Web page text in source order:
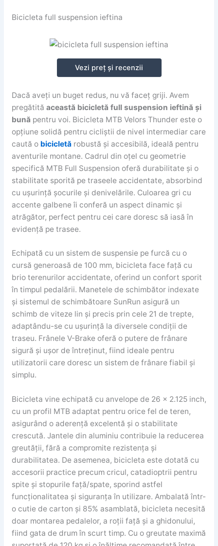
Bicicleta full suspension ieftina
Vezi preț și recenzii
Dacă aveți un buget redus, nu vă faceț griji. Avem
pregătită această bicicletă full suspension ieftină și
bună pentru voi. Bicicleta MTB Velors Thunder este o
opțiune solidă pentru cicliștii de nivel intermediar care
caută o bicicletărobustă și accesibilă, ideală pentru
aventurile montane. Cadrul din oțel cu geometrie
specifică MTB Full Suspension oferă durabilitate și o
stabilitate sporită pe traseele accidentate, absorbind
cu ușurință șocurile și denivelările. Culoarea gri cu
accente galbene îi conferă un aspect dinamic și
atrăgător, perfect pentru cei care doresc să iasă în
evidență pe trasee.
Echipată cu un sistem de suspensie pe furcă cu o
cursă generoasă de 100 mm, bicicleta face față cu
brio terenurilor accidentate, oferind un confort sporit
în timpul pedalării. Manetele de schimbător indexate
și sistemul de schimbătoare SunRun asigură un
schimb de viteze lin și precis prin cele 21 de trepte,
adaptându-se cu ușurință la diversele condiții de
traseu. Frânele V-Brake oferă o putere de frânare
sigură și ușor de întreținut, fiind ideale pentru
utilizatorii care doresc un sistem de frânare fiabil și
simplu.
Bicicleta vine echipată cu anvelope de 26 x 2.125 inch,
cu un profil MTB adaptat pentru orice fel de teren,
asigurând o aderență excelentă și o stabilitate
crescută. Jantele din aluminiu contribuie la reducerea
greutății, fără a compromite rezistența și
durabilitatea. De asemenea, bicicleta este dotată cu
accesorii practice precum cricul, catadioptrii pentru
spite și stopurile față/spate, sporind astfel
funcționalitatea și siguranța în utilizare. Ambalată într-
o cutie de carton și 85% asamblată, bicicleta necesită
doar montarea pedalelor, a roții față și a ghidonului,
fiind gata de drum în scurt timp. Cu o greutate maximă